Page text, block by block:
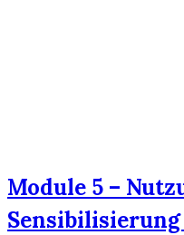
Module 5 –